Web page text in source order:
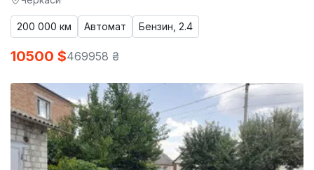
200 000 км Автомат Бензин, 2.4
10500 $469958 ₴